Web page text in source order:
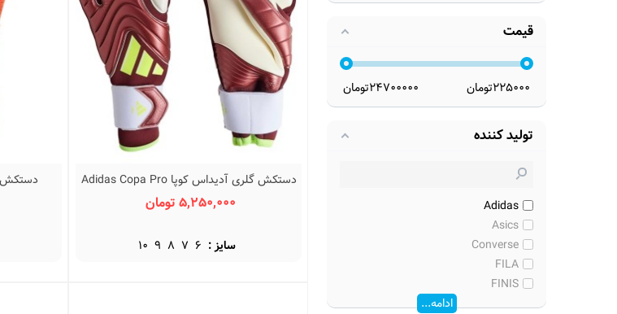
قیمت
225000تومان 24700000تومان
تولید کننده
Adidas
Asics
Converse
FILA
FINIS
ادامه...
نمایش سریع
دستکش گلری آدیداس کوپا Adidas Copa Pro
URG 2.0
5,250,000 تومان
سایز : 6
7
8
9
10